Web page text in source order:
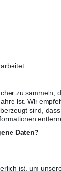
zu
ist. Wir
sind,
Daten?
ist, um